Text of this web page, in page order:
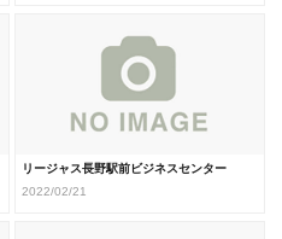
リージャス長野駅前ビジネスセンター
2022/02/21